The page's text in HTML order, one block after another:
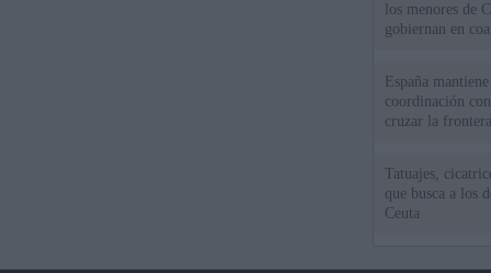
los menores de
gobiernan en
España
coordinación
cruzar la
Tatuajes,
que busca a los
Ceuta